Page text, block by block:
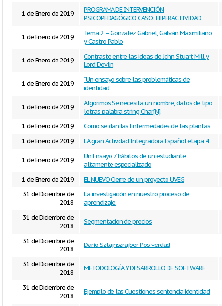
1 de Enero de 2019
PROGRAMA DE INTERVENCIÓN
PSICOPEDAGÓGICO CASO: HIPERACTIVIDAD
1 de Enero de 2019
Tema 2 – Gonzalez Gabriel, Galván Maximiliano
y Castro Pablo
1 de Enero de 2019
Contraste entre las ideas de John Stuart Mill y
Lord Devlin
1 de Enero de 2019
“Un ensayo sobre las problemáticas de
identidad”
1 de Enero de 2019
Algorimos Se necesita un nombre, datos de tipo
letras palabra string Char[N].
1 de Enero de 2019
Como se dan las Enfermedades de las plantas
1 de Enero de 2019
LA gran Actividad Integradora Español etapa 4
1 de Enero de 2019
Un Ensayo 7 hábitos de un estudiante
altamente especializado
1 de Enero de 2019
EL NUEVO Cierre de un proyecto UVEG
31 de Diciembre de
2018
La investigación en nuestro proceso de
aprendizaje.
31 de Diciembre de
2018
Segmentacion de precios
31 de Diciembre de
2018
Darío Sztajnszrajber Pos verdad
31 de Diciembre de
2018
METODOLOGÍA Y DESARROLLO DE SOFTWARE
31 de Diciembre de
2018
Ejemplo de las Cuestiones sentencia identidad